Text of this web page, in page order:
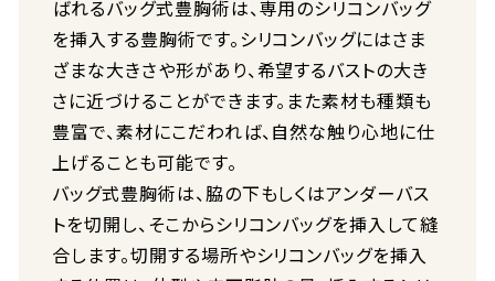
ばれるバッグ式豊胸術は、専用のシリコンバッグ
を挿入する豊胸術です。シリコンバッグにはさま
ざまな大きさや形があり、希望するバストの大き
さに近づけることができます。また素材も種類も
豊富で、素材にこだわれば、自然な触り心地に仕
上げることも可能です。
バッグ式豊胸術は、脇の下もしくはアンダーバス
トを切開し、そこからシリコンバッグを挿入して縫
合します。切開する場所やシリコンバッグを挿入